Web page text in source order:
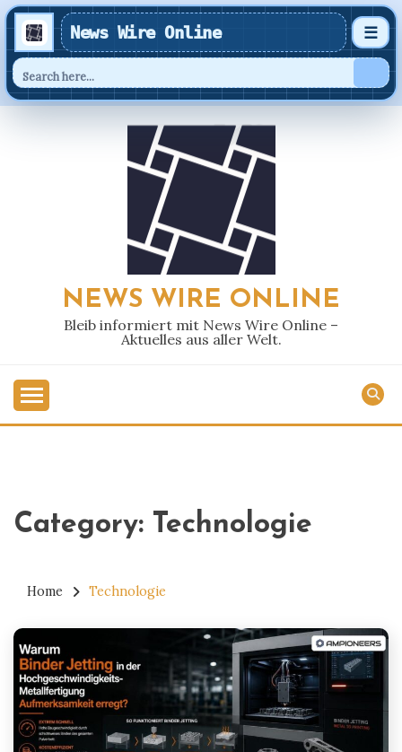
News Wire Online ☰
NEWS WIRE ONLINE
Bleib informiert mit News Wire Online –
Aktuelles aus aller Welt.
Category: Technologie
Home Technologie